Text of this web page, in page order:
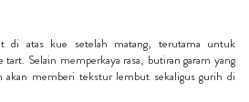
di atas kue setelah matang, terutama untuk
tart. Selain memperkaya rasa, butiran garam yang
akan memberi tekstur lembut sekaligus gurih di